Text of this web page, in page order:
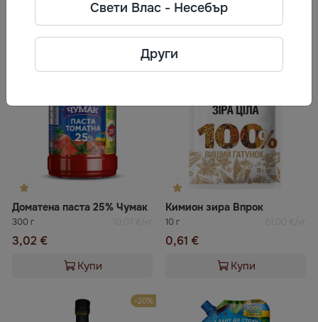
Често разглеждани
Доматена паста 25% Чумак
300 г 10,07 €/кг
3,02 €
Купи
Кимион зира Впрок
10 г 61,00 €/кг
0,61 €
Купи
-20%
Свети Влас - Несебър
Други